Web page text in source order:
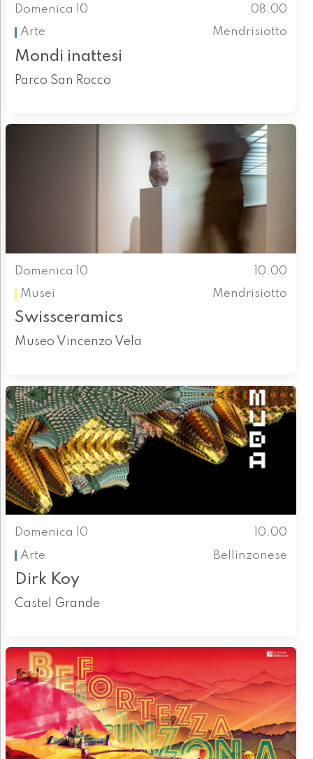
Domenica 10
08.00
Arte
Mendrisiotto
Mondi inattesi
Parco San Rocco
Domenica 10
10.00
Musei
Mendrisiotto
Swissceramics
Museo Vincenzo Vela
Domenica 10
10.00
Arte
Bellinzonese
Dirk Koy
Castel Grande